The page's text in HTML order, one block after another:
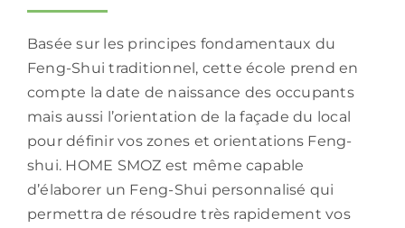
Basée sur les principes fondamentaux du
Feng-Shui traditionnel, cette école prend en
compte la date de naissance des occupants
mais aussi l’orientation de la façade du local
pour définir vos zones et orientations Feng-
shui. HOME SMOZ est même capable
d’élaborer un Feng-Shui personnalisé qui
permettra de résoudre très rapidement vos